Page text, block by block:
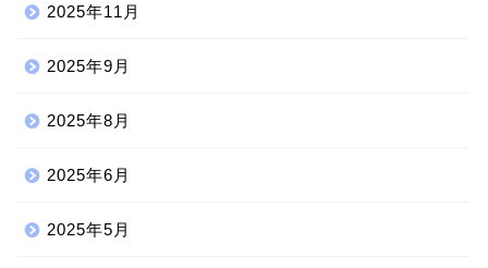
2025年11月
2025年9月
2025年8月
2025年6月
2025年5月